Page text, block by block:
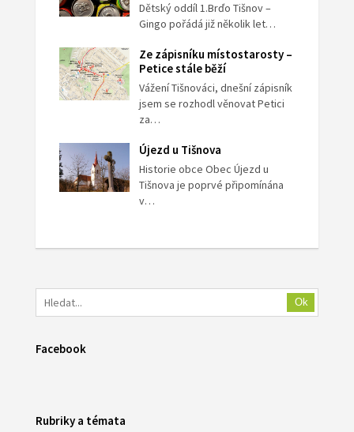
Dětský oddíl 1.Brďo Tišnov –
Gingo pořádá již několik let…
Ze zápisníku místostarosty –
Petice stále běží
Vážení Tišnováci, dnešní zápisník
jsem se rozhodl věnovat Petici
za…
Újezd u Tišnova
Historie obce Obec Újezd u
Tišnova je poprvé připomínána
v…
Ok
Facebook
Rubriky a témata